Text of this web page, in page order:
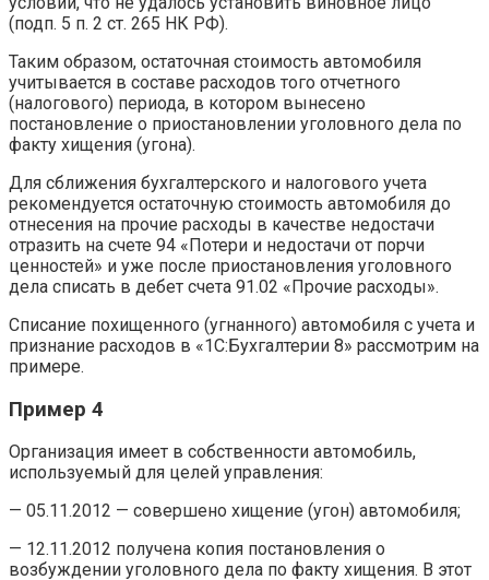
(подп. 5 п. 2 ст. 265 НК РФ).
Таким образом, остаточная стоимость автомобиля
учитывается в составе расходов того отчетного
(налогового) периода, в котором вынесено
постановление о приостановлении уголовного дела по
факту хищения (угона).
Для сближения бухгалтерского и налогового учета
рекомендуется остаточную стоимость автомобиля до
отнесения на прочие расходы в качестве недостачи
отразить на счете 94 «Потери и недостачи от порчи
ценностей» и уже после приостановления уголовного
дела списать в дебет счета 91.02 «Прочие расходы».
Списание похищенного (угнанного) автомобиля с учета и
признание расходов в «1С:Бухгалтерии 8» рассмотрим на
примере.
Пример 4
Организация имеет в собственности автомобиль,
используемый для целей управления:
— 05.11.2012 — совершено хищение (угон) автомобиля;
— 12.11.2012 получена копия постановления о
возбуждении уголовного дела по факту хищения. В этот